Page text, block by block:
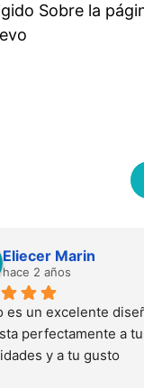
Sobre la
Eliecer Marin
hace 2 años
es un excelente
perfectamente a
y a tu gusto